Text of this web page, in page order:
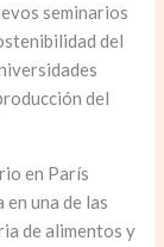
seminarios
del
del
en París
una de las
de alimentos y